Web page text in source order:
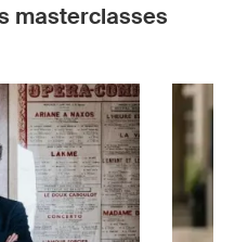
masterclasses